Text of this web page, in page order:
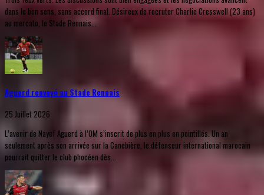
dans le bon sens, sans accord final. Désireux de recruter Charlie Cresswell (23 ans)
au mercato, le Stade Rennais...
Aguerd renvoyé au Stade Rennais
25 Juillet 2026
L’avenir de Nayef Aguerd à l’OM s’inscrit de plus en plus en pointillés. Un an
seulement après son arrivée sur la Canebière, le défenseur international marocain
pourrait quitter le club phocéen dès...